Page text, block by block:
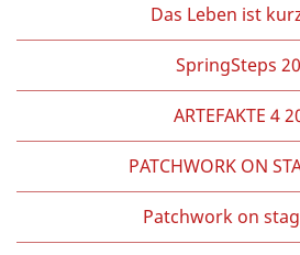
Das Leben ist
SpringSteps
ARTEFAKTE 4
PATCHWORK ON
Patchwork on